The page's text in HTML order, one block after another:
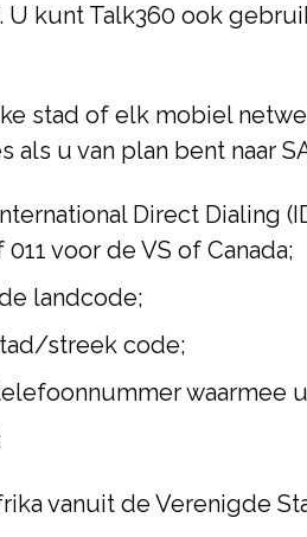
U kunt Talk360 ook
stad of elk mobiel
als u van plan bent naar
Direct Dialing
voor de VS of Canada;
landcode;
streek code;
waarmee
vanuit de Verenigde